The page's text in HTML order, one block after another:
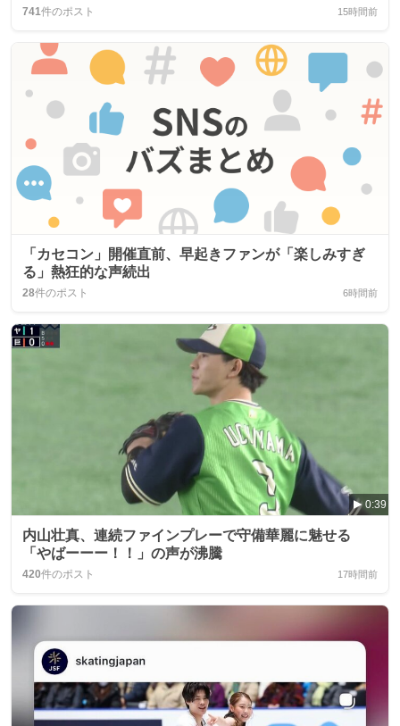
741件のポスト 15時間前
「カセコン」開催直前、早起きファンが「楽しみすぎ
る」熱狂的な声続出
28件のポスト 6時間前
0:39
内山壮真、連続ファインプレーで守備華麗に魅せる
「やばーーー！！」の声が沸騰
420件のポスト 17時間前